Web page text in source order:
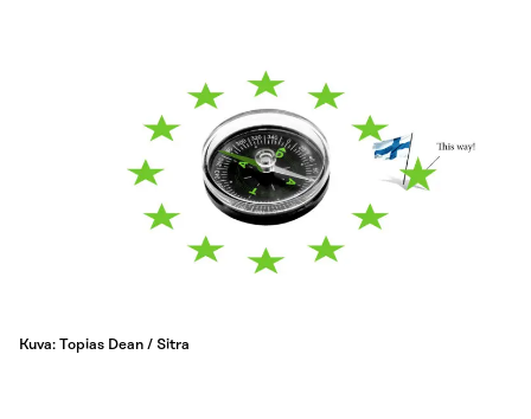
Kuva: Topias Dean / Sitra